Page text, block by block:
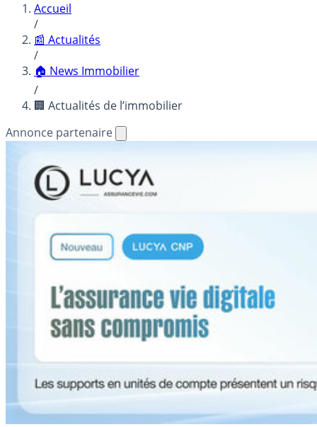
Accueil
/
📰 Actualités
/
🏠 News Immobilier
/
🏢 Actualités de l’immobilier
Annonce partenaire